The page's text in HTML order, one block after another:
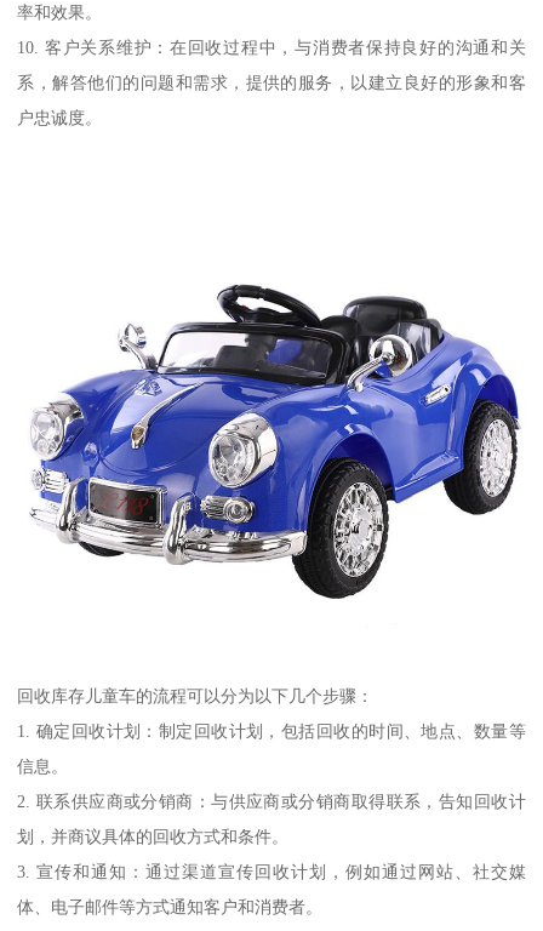
率和效果。
10. 客户关系维护：在回收过程中，与消费者保持良好的沟通和关
系，解答他们的问题和需求，提供的服务，以建立良好的形象和客
户忠诚度。
回收库存儿童车的流程可以分为以下几个步骤：
1. 确定回收计划：制定回收计划，包括回收的时间、地点、数量等
信息。
2. 联系供应商或分销商：与供应商或分销商取得联系，告知回收计
划，并商议具体的回收方式和条件。
3. 宣传和通知：通过渠道宣传回收计划，例如通过网站、社交媒
体、电子邮件等方式通知客户和消费者。